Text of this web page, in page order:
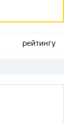
рейтингу